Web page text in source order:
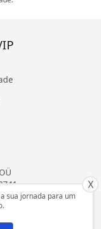
X
sua jornada para um